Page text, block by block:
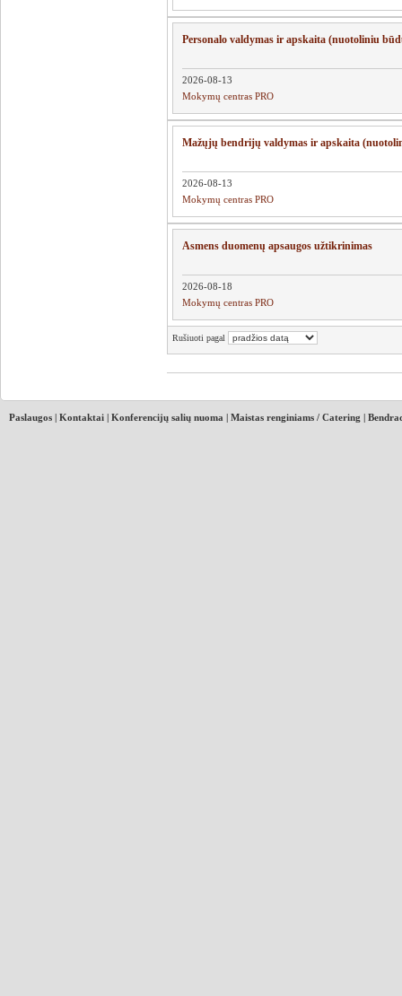
Personalo valdymas ir apskaita (nuotoliniu
2026-08-13
Mokymų centras PRO
Mažųjų bendrijų valdymas ir apskaita
2026-08-13
Mokymų centras PRO
Asmens duomenų apsaugos užtikrinimas
2026-08-18
Mokymų centras PRO
Rušiuoti pagal
Paslaugos | Kontaktai | Konferencijų salių nuoma | Maistas renginiams / Catering |